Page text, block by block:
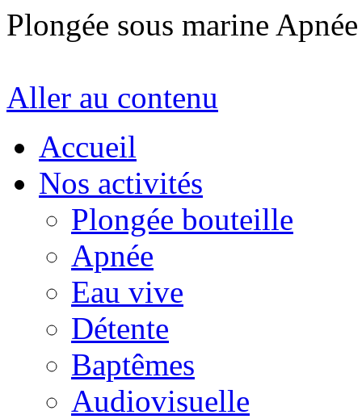
Plongée sous marine
Aller au contenu
Accueil
Nos activités
Plongée bouteille
Apnée
Eau vive
Détente
Baptêmes
Audiovisuelle